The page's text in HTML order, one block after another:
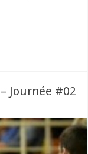
Journée #02